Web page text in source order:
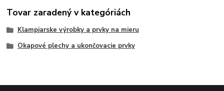
Tovar zaradený v kategóriách
Klampiarske výrobky a prvky na mieru
Okapové plechy a ukončovacie prvky